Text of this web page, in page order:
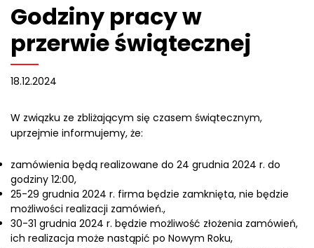
Godziny pracy w
przerwie świątecznej
18.12.2024
W związku ze zbliżającym się czasem świątecznym,
uprzejmie informujemy, że:
zamówienia będą realizowane do 24 grudnia 2024 r. do
godziny 12:00,
25-29 grudnia 2024 r. firma będzie zamknięta, nie będzie
możliwości realizacji zamówień.,
30-31 grudnia 2024 r. będzie możliwość złożenia zamówień,
ich realizacja może nastąpić po Nowym Roku,